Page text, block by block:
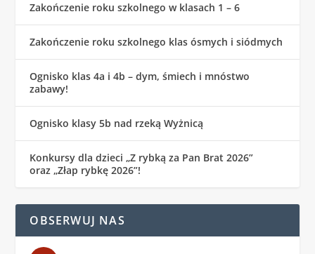
Zakończenie roku szkolnego w klasach 1 – 6
Zakończenie roku szkolnego klas ósmych i siódmych
Ognisko klas 4a i 4b – dym, śmiech i mnóstwo
zabawy!
Ognisko klasy 5b nad rzeką Wyżnicą
Konkursy dla dzieci „Z rybką za Pan Brat 2026”
oraz „Złap rybkę 2026”!
OBSERWUJ NAS